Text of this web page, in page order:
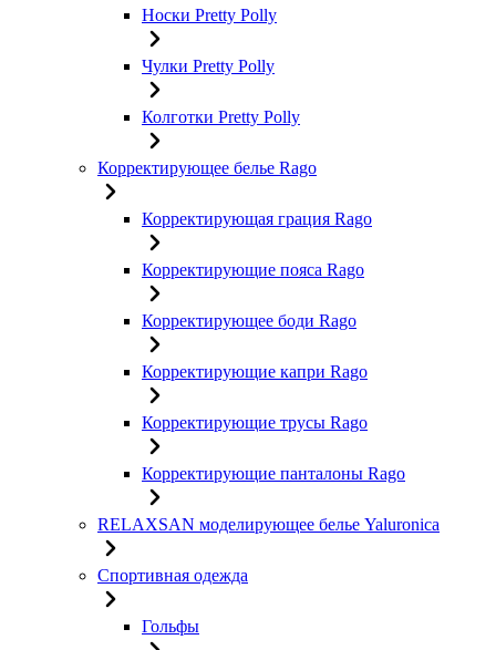
Носки Pretty Polly
Чулки Pretty Polly
Колготки Pretty Polly
Корректирующее белье Rago
Корректирующая грация Rago
Корректирующие пояса Rago
Корректирующее боди Rago
Корректирующие капри Rago
Корректирующие трусы Rago
Корректирующие панталоны Rago
RELAXSAN моделирующее белье Yaluroniсa
Спортивная одежда
Гольфы